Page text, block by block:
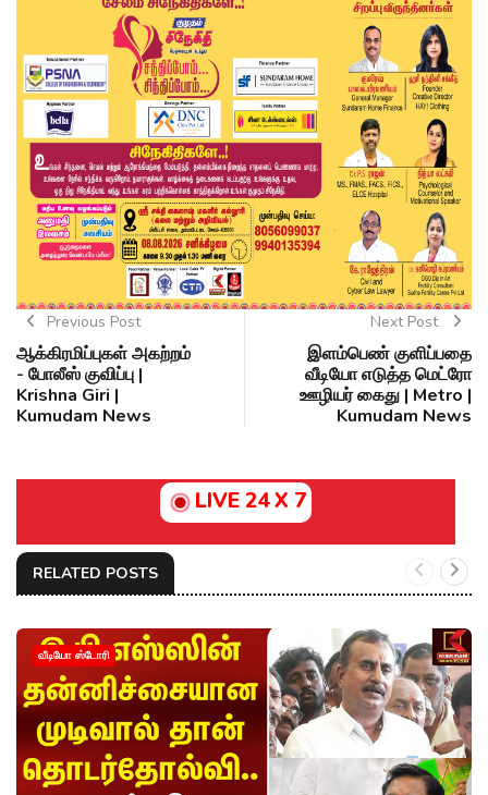
Previous Post
ஆக்கிரமிப்புகள் அகற்றம்
- போலீஸ் குவிப்பு |
Krishna Giri |
Kumudam News
Next Post
இளம்பெண் குளிப்பதை
வீடியோ எடுத்த மெட்ரோ
ஊழியர் கைது | Metro |
Kumudam News
LIVE 24 X 7
RELATED POSTS
வீடியோ ஸ்டோரி